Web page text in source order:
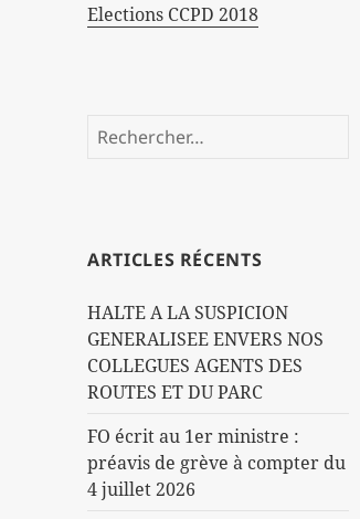
Elections CCPD 2018
Rechercher :
ARTICLES RÉCENTS
HALTE A LA SUSPICION
GENERALISEE ENVERS NOS
COLLEGUES AGENTS DES
ROUTES ET DU PARC
FO écrit au 1er ministre :
préavis de grève à compter du
4 juillet 2026